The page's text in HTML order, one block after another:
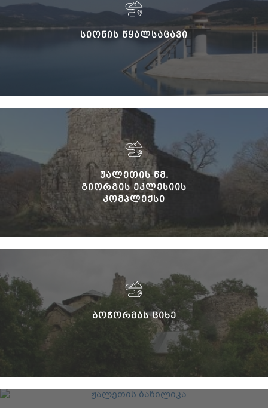
ᲡᲘᲝᲜᲘᲡ ᲬᲧᲐᲚᲡᲐᲪᲐᲕᲘ
ᲟᲐᲚᲔᲗᲘᲡ ᲬᲛ.
ᲒᲘᲝᲠᲒᲘᲡ ᲔᲙᲚᲔᲡᲘᲘᲡ
ᲙᲝᲛᲞᲚᲔᲥᲡᲘ
ᲑᲝᲭᲝᲠᲛᲐᲡ ᲪᲘᲮᲔ